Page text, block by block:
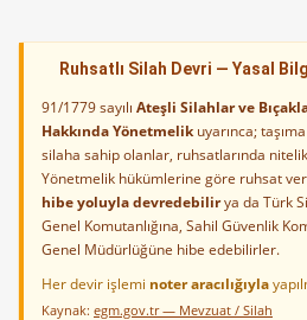
Ruhsatlı Silah Devri — Yasal
91/1779 sayılı Ateşli Silahlar ve
Hakkında Yönetmelikuyarınca;
silaha sahip olanlar, ruhsatlarında
Yönetmelik hükümlerine göre ruhsat
hibe yoluyla devredebilirya da Türk
Genel Komutanlığına, Sahil Güvenlik
Genel Müdürlüğüne hibe edebilirler.
Her devir işlemi noter aracılığıyla
Kaynak: egm.gov.tr — Mevzuat / Silah